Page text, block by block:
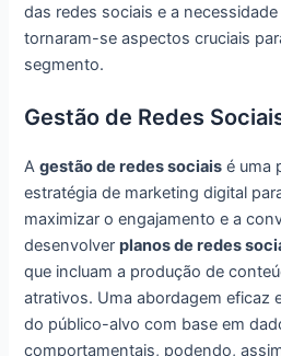
das redes sociais e a
tornaram-se aspectos cruciais
segmento.
Gestão de Redes
Agestão de redes sociais é uma
estratégia de marketing digital
maximizar o engajamento e a
desenvolverplanos de redes
que incluam a produção de
atrativos. Uma abordagem eficaz
do público-alvo com base em
comportamentais, podendo,